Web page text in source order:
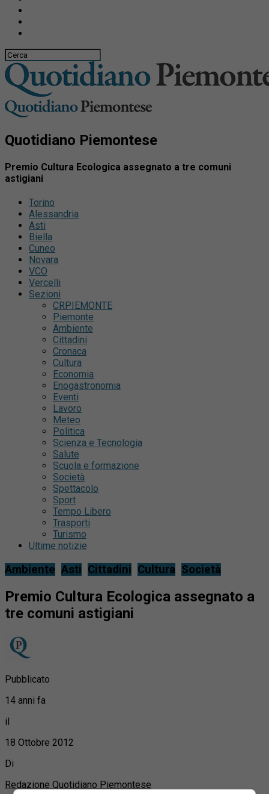
Quotidiano Piemontese
Premio Cultura Ecologica assegnato a tre comuni
astigiani
Torino
Alessandria
Asti
Biella
Cuneo
Novara
VCO
Vercelli
Sezioni
CRPIEMONTE
Piemonte
Ambiente
Cittadini
Cronaca
Cultura
Economia
Enogastronomia
Eventi
Lavoro
Meteo
Politica
Scienza e Tecnologia
Salute
Scuola e formazione
Società
Spettacolo
Sport
Tempo Libero
Trasporti
Turismo
Ultime notizie
Ambiente Asti Cittadini Cultura Società
Premio Cultura Ecologica assegnato a
tre comuni astigiani
Pubblicato
14 anni fa
il
18 Ottobre 2012
Di
Redazione Quotidiano Piemontese